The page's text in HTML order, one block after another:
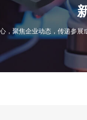
，聚焦企业动态，传递参展